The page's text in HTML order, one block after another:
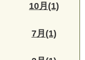
10月(1)
7月(1)